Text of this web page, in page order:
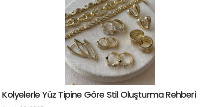
Kolyelerle Yüz Tipine Göre Stil Oluşturma Rehberi